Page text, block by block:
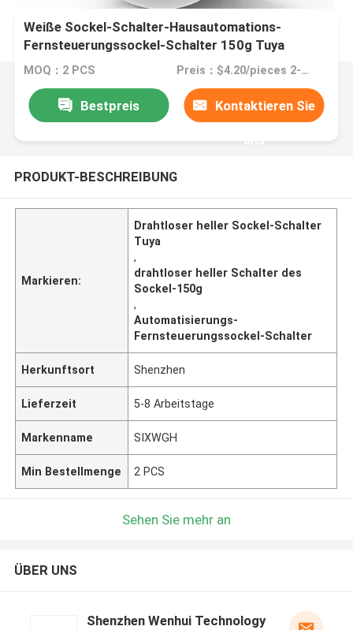
Weiße Sockel-Schalter-Hausautomations-
Fernsteuerungssockel-Schalter 150g Tuya
drahtlose helle
MOQ：2 PCS Preis：$4.20/pieces 2-498 pieces
Bestpreis Kontaktieren Sie
uns
PRODUKT-BESCHREIBUNG
Markieren:
Drahtloser heller Sockel-Schalter
Tuya
,
drahtloser heller Schalter des
Sockel-150g
,
Automatisierungs-
Fernsteuerungssockel-Schalter
Herkunftsort Shenzhen
Lieferzeit 5-8 Arbeitstage
Markenname SIXWGH
Min Bestellmenge 2 PCS
Sehen Sie mehr an
ÜBER UNS
Shenzhen Wenhui Technology